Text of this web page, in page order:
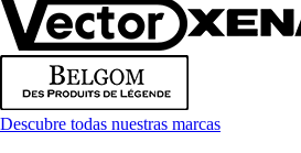
Descubre todas nuestras marcas